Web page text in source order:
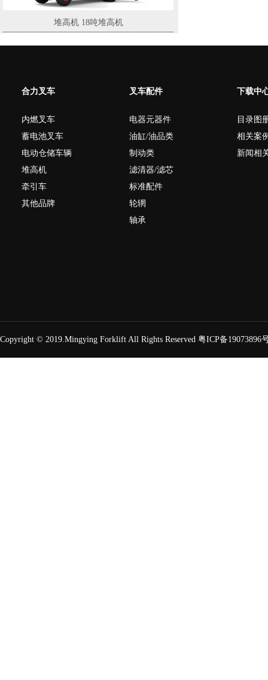
堆高机 18吨堆高机
G2系列 1.6-2吨蓄电池座式前移式
G系列 1.6-2吨蓄电池座式前移式
合力叉车
内燃叉车
蓄电池叉车
电动仓储车辆
堆高机
牵引车
其他品牌
叉车配件
电器元器件
油缸/油品类
制动类
滤清器/滤芯
标准配件
轮辋
轴承
下载中
目录图
相关案
新闻相
Copyright © 2019.Mingying Forklift All Rights Reserved 粤ICP备19073896